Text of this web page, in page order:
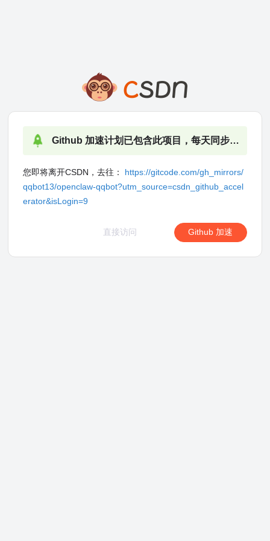
Github 加速计划已包含此项目，每天同步更新
您即将离开CSDN，去往：
https://gitcode.com/gh_mirrors/
qqbot13/openclaw-qqbot?utm_source=csdn_github_accel
erator&isLogin=9
直接访问 Github 加速